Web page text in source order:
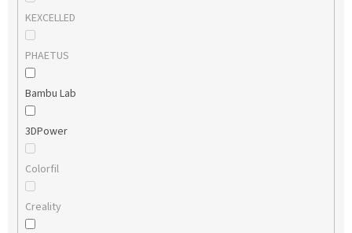
KEXCELLED
PHAETUS
Bambu Lab
3DPower
Colorfil
Creality